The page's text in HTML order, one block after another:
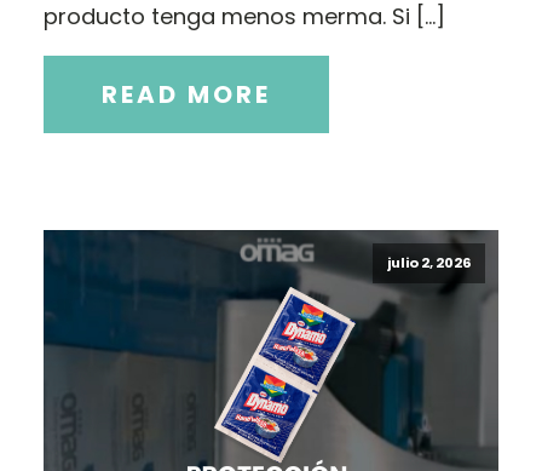
producto tenga menos merma. Si […]
READ MORE
julio 2, 2026